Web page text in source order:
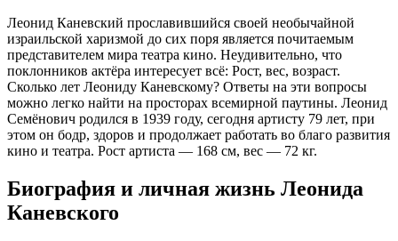
Леонид Каневский прославившийся своей необычайной
израильской харизмой до сих поря является почитаемым
представителем мира театра кино. Неудивительно, что
поклонников актёра интересует всё: Рост, вес, возраст.
Сколько лет Леониду Каневскому? Ответы на эти вопросы
можно легко найти на просторах всемирной паутины. Леонид
Семёнович родился в 1939 году, сегодня артисту 79 лет, при
этом он бодр, здоров и продолжает работать во благо развития
кино и театра. Рост артиста — 168 см, вес — 72 кг.
Биография и личная жизнь Леонида
Каневского